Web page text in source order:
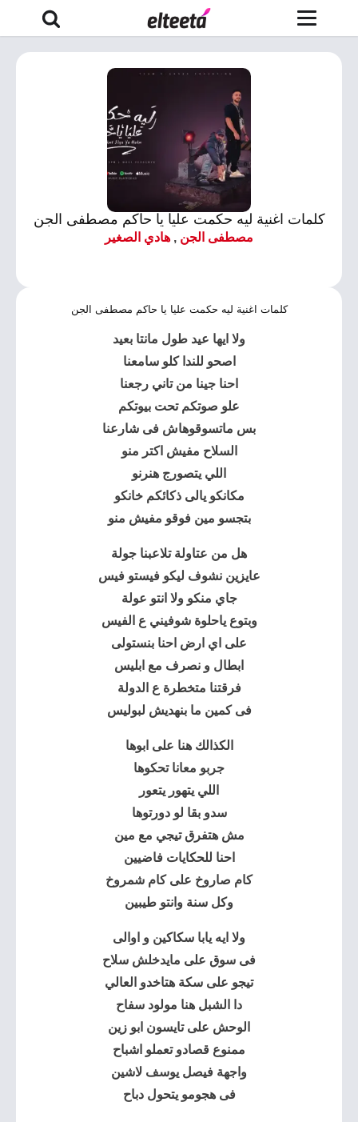
كلمات اغنية ليه حكمت عليا يا حاكم مصطفى الجن
مصطفى الجن , هادي الصغير
كلمات اغنية ليه حكمت عليا يا حاكم مصطفى الجن
ولا ايها عيد طول مانتا بعيد
اصحو للندا كلو سامعنا
احنا جينا من تاني رجعنا
علو صوتكم تحت بيوتكم
بس ماتسوقوهاش فى شارعنا
السلاح مفيش اكتر منو
اللي يتصورج هنرنو
مكانكو يالى ذكائكم خانكو
بتجسو مين فوقو مفيش منو
هل من عتاولة تلاعبنا جولة
عايزين نشوف ليكو فيستو فيس
جاي منكو ولا انتو عولة
وبتوع ياحلوة شوفيني ع الفيس
على اي ارض احنا بنستولى
ابطال و نصرف مع ابليس
فرقتنا متخطرة ع الدولة
فى كمين ما بنهديش لبوليس
الكذالك هنا على ابوها
جربو معانا تحكوها
اللي يتهور يتعور
سدو بقا لو دورتوها
مش هتفرق تيجي مع مين
احنا للحكايات فاضيين
كام صاروخ على كام شمروخ
وكل سنة وانتو طيبين
ولا ايه يابا سكاكين و اوالى
فى سوق على مايدخلش سلاح
تيجو على سكة هتاخدو العالي
دا الشبل هنا مولود سفاح
الوحش على تايسون ابو زين
ممنوع قصادو تعملو اشباح
واجهة فيصل يوسف لاشين
فى هجومو يتحول دباح